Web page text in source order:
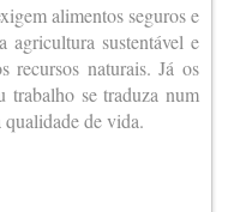
alimentos seguros e
agricultura sustentável e
recursos naturais. Já os
trabalho se traduza num
de vida.